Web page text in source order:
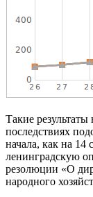
Такие
последствиях
начала, как на 14
ленинградскую
резолюции «О
народного